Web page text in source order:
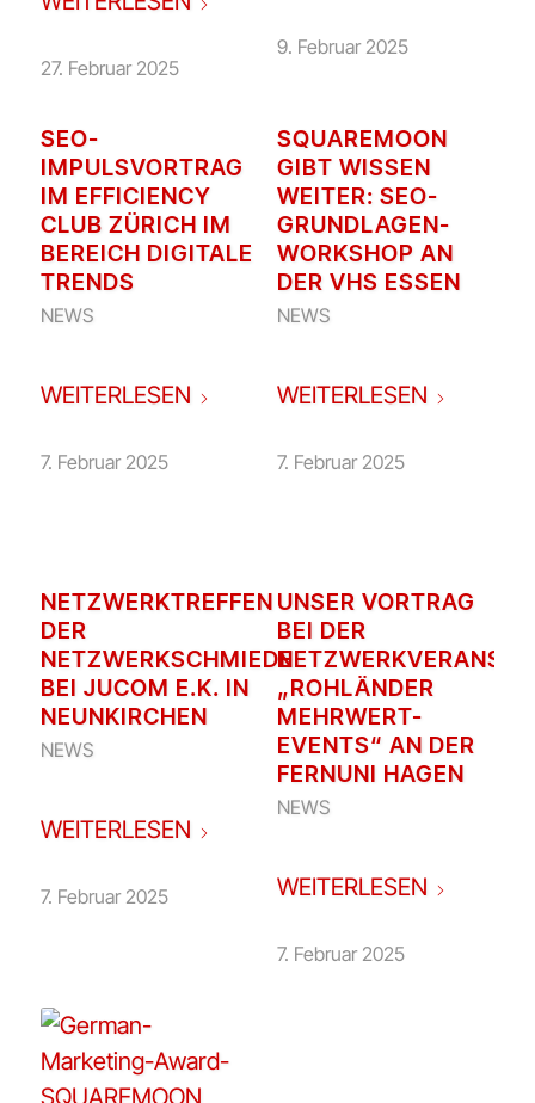
27. Februar 2025
9. Februar 2025
SEO-
IMPULSVORTRAG
IM EFFICIENCY
CLUB ZÜRICH IM
BEREICH DIGITALE
TRENDS
NEWS
WEITERLESEN
7. Februar 2025
SQUAREMOON
GIBT WISSEN
WEITER: SEO-
GRUNDLAGEN-
WORKSHOP AN
DER VHS ESSEN
NEWS
WEITERLESEN
7. Februar 2025
NETZWERKTREFFEN
DER
NETZWERKSCHMIEDE
BEI JUCOM E.K. IN
NEUNKIRCHEN
NEWS
WEITERLESEN
7. Februar 2025
UNSER VORTRAG
BEI DER
„ROHLÄNDER
MEHRWERT-
EVENTS“ AN DER
FERNUNI HAGEN
NEWS
WEITERLESEN
7. Februar 2025